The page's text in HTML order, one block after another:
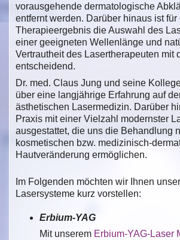
vorausgehende dermatologische
entfernt werden. Darüber hinaus ist
Therapieergebnis die Auswahl des
einer geeigneten Wellenlänge und
Vertrautheit des Lasertherapeuten mit
entscheidend.
Dr. med. Claus Jung und seine
über eine langjährige Erfahrung auf
ästhetischen Lasermedizin. Darüber
Praxis mit einer Vielzahl modernster
ausgestattet, die uns die Behandlung
kosmetischen bzw. medizinisch-
Hautveränderung ermöglichen.
Im Folgenden möchten wir Ihnen
Lasersysteme kurz vorstellen:
Erbium-YAG
Mit unserem Erbium-YAG-Laser